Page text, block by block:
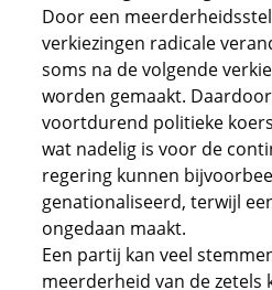
Door een
verkiezingen radicale
soms na de volgende
worden gemaakt.
voortdurend politieke
wat nadelig is voor de
regering kunnen
genationaliseerd, terwijl
ongedaan maakt.
Een partij kan veel
meerderheid van de zetels